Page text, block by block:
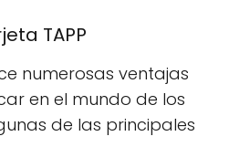
TAPP
numerosas ventajas
en el mundo de los
de las principales